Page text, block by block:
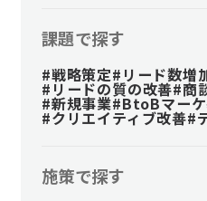
課題で探す
#戦略策定#リード数増
#リードの質の改善#商
#新規事業#BtoBマー
#クリエイティブ改善#
施策で探す